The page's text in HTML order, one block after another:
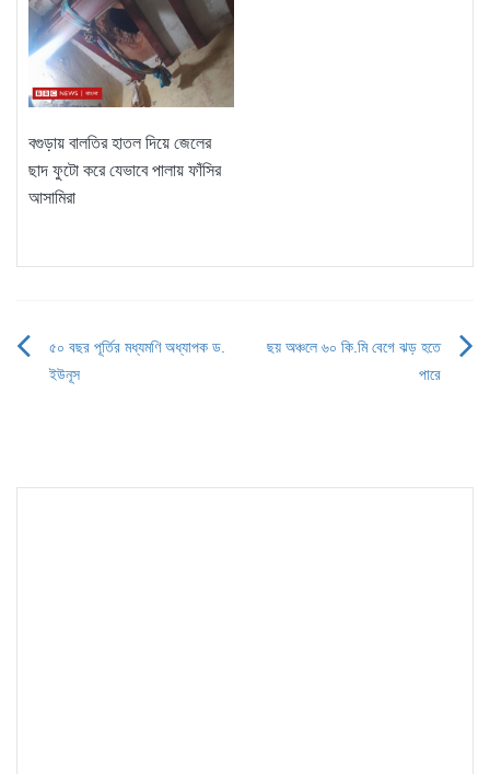
বগুড়ায় বালতির হাতল দিয়ে জেলের
ছাদ ফুটো করে যেভাবে পালায় ফাঁসির
আসামিরা
Post
৫০ বছর পূর্তির মধ্যমণি অধ্যাপক ড.
ইউনূস
ছয় অঞ্চলে ৬০ কি.মি বেগে ঝড় হতে
পারে